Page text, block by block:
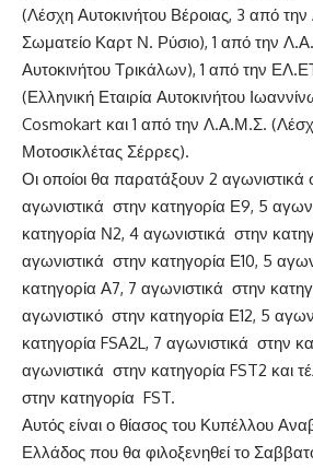
(Λέσχη Αυτοκινήτου Βέροιας, 3 από
Σωματείο Καρτ Ν. Ρύσιο), 1 από την
Αυτοκινήτου Τρικάλων), 1 από την
(Ελληνική Εταιρία Αυτοκινήτου
Cosmokart και 1 από την Λ.Α.Μ.Σ.
Μοτοσικλέτας Σέρρες).
Οι οποίοι θα παρατάξουν 2 αγωνιστικά
αγωνιστικά στην κατηγορία Ε9, 5
κατηγορία Ν2, 4 αγωνιστικά στην
αγωνιστικά στην κατηγορία Ε10, 5
κατηγορία Α7, 7 αγωνιστικά στην
αγωνιστικό στην κατηγορία Ε12, 5
κατηγορία FSA2L, 7 αγωνιστικά στην
αγωνιστικά στην κατηγορία FST2 και
στην κατηγορία FST.
Αυτός είναι ο θίασος του Κυπέλλου
Ελλάδος που θα φιλοξενηθεί το